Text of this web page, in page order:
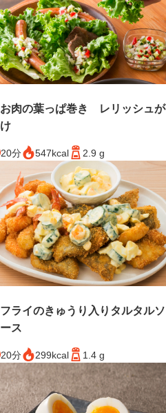
お肉の葉っぱ巻き レリッシュが
け
20分 547kcal 2.9 g
フライのきゅうり入りタルタルソ
ース
20分 299kcal 1.4 g